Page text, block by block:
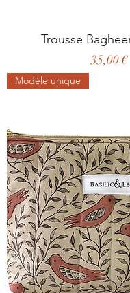
Trousse
Prix
35,00 €
Modèle unique